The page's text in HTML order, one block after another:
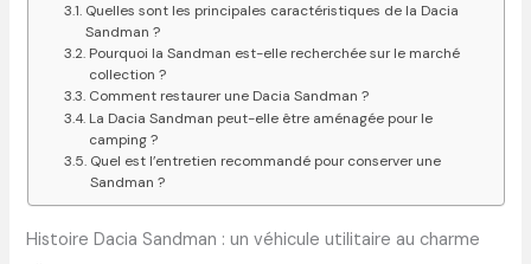
Quelles sont les principales caractéristiques de la Dacia
Sandman ?
Pourquoi la Sandman est-elle recherchée sur le marché
collection ?
Comment restaurer une Dacia Sandman ?
La Dacia Sandman peut-elle être aménagée pour le
camping ?
Quel est l’entretien recommandé pour conserver une
Sandman ?
Histoire Dacia Sandman : un véhicule utilitaire au charme